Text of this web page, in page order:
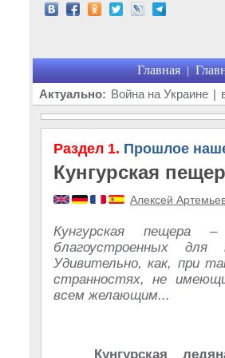
Главная |
Актуально: Война на Украине |
Раздел 1. Прошлое
Кунгурская
Алексей
Кунгурская пещера
благоустроенных для
Удивительно, как, при
странностях, не
всем желающим...
Кунгурская